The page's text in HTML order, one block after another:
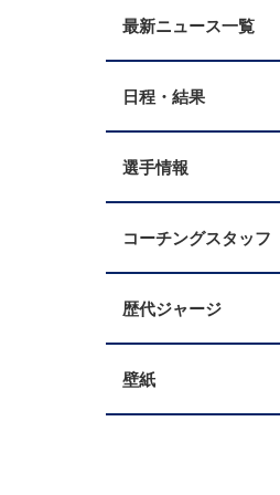
最新ニュース一覧
日程・結果
選手情報
コーチングスタッフ
歴代ジャージ
壁紙